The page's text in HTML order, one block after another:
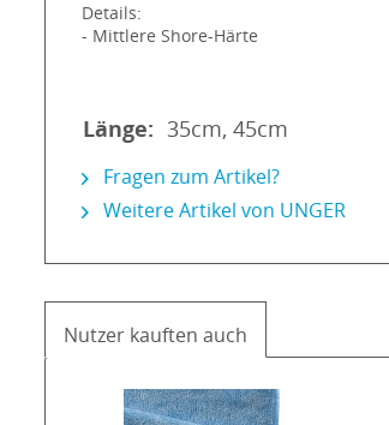
Details:
- Mittlere Shore-Härte
Länge: 35cm, 45cm
Fragen zum Artikel?
Weitere Artikel von UNGER
Nutzer kauften auch